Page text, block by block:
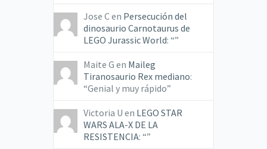
Jose Cen Persecución del
dinosaurio Carnotaurus de
LEGO Jurassic World: “”
Maite G en Maileg
Tiranosaurio Rex mediano:
“Genial y muy rápido”
Victoria U en LEGO STAR
WARS ALA-X DE LA
RESISTENCIA: “”